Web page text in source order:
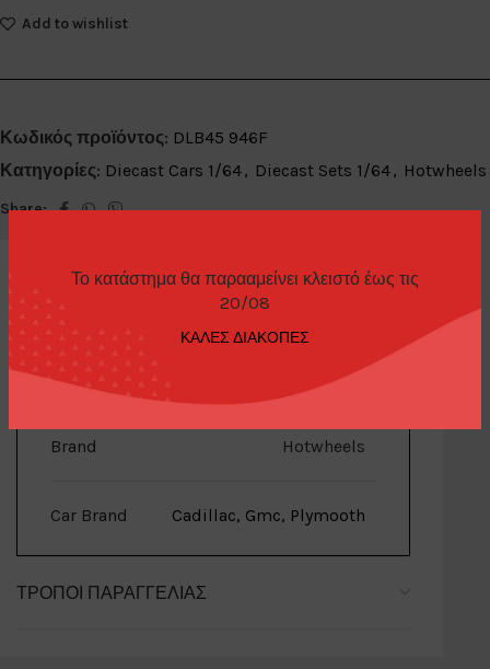
Το κατάστημα θα παρααμείνει κλειστό έως τις
20/08
ΚΑΛΕΣ ΔΙΑΚΟΠΕΣ
Add to wishlist
Κωδικός προϊόντος: DLB45 946F
Κατηγορίες: Diecast Cars 1/64, Diecast Sets 1/64, Hotwheels
Share:
ΕΠΙΠΛΈΟΝ ΠΛΗΡΟΦΟΡΊΕΣ
Brand Hotwheels
Car Brand Cadillac, Gmc, Plymooth
ΤΡΌΠΟΙ ΠΑΡΑΓΓΕΛΊΑΣ